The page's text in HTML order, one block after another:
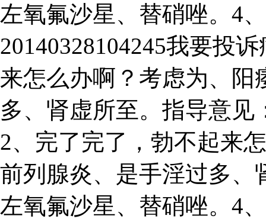
左氧氟沙星、替硝唑。4
20140328104245我要投
来怎么办啊？考虑为、阳
多、肾虚所至。指导意
2、完了完了，勃不起来
前列腺炎、是手淫过多、
左氧氟沙星、替硝唑。4